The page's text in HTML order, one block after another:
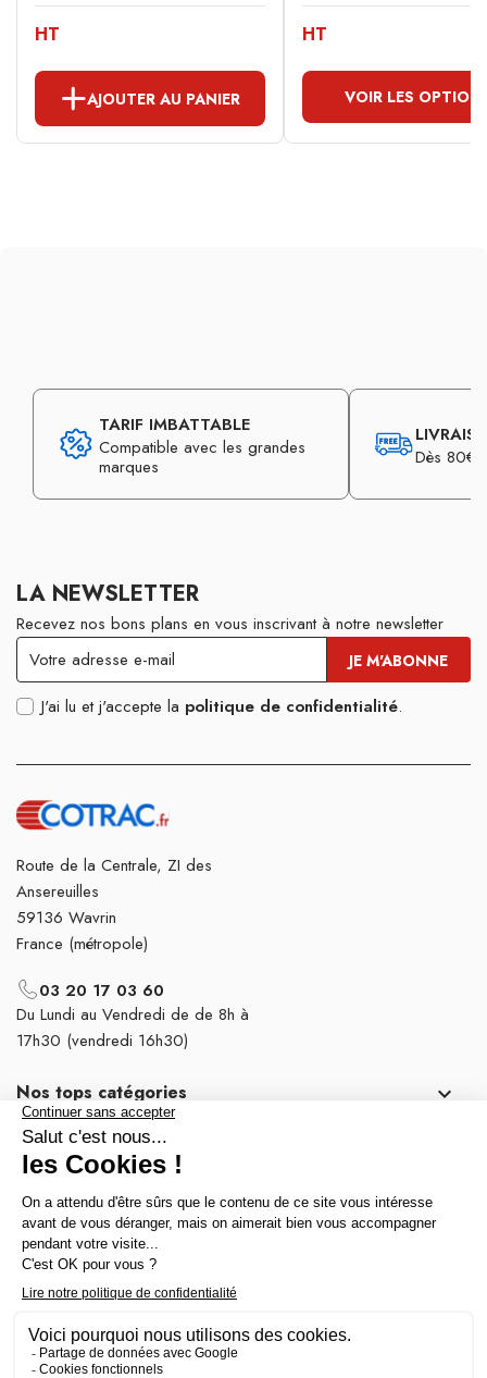
HT
AJOUTER AU PANIER
HT
VOIR LES
TARIF IMBATTABLE
Compatible avec les grandes
marques
Dès 80€
LA NEWSLETTER
Recevez nos bons plans en vous inscrivant à notre newsletter
J'ai lu et j'accepte la politique de confidentialité.
Route de la Centrale, ZI des
Ansereuilles
59136 Wavrin
France (métropole)
03 20 17 03 60
Du Lundi au Vendredi de de 8h à
17h30 (vendredi 16h30)
Nos tops catégories 
Notre société